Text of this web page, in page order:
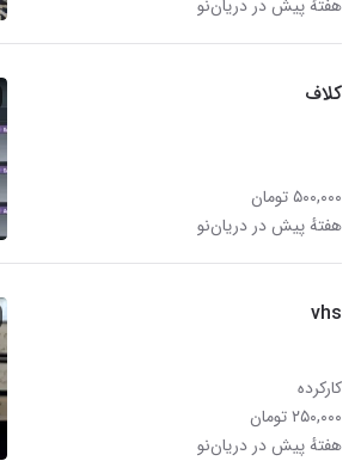
هفتهٔ پیش در دریان‌نو
کلاف
۵۰۰,۰۰۰ تومان
هفتهٔ پیش در دریان‌نو
vhs
کارکرده
۲۵۰,۰۰۰ تومان
هفتهٔ پیش در دریان‌نو